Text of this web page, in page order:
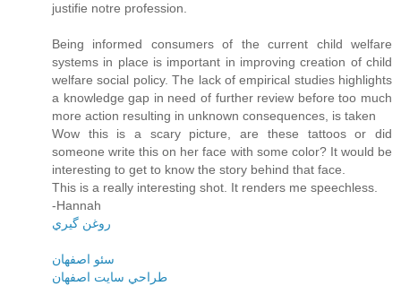
justifie notre profession.
Being informed consumers of the current child welfare
systems in place is important in improving creation of child
welfare social policy. The lack of empirical studies highlights
a knowledge gap in need of further review before too much
more action resulting in unknown consequences, is taken
Wow this is a scary picture, are these tattoos or did
someone write this on her face with some color? It would be
interesting to get to know the story behind that face.
This is a really interesting shot. It renders me speechless.
-Hannah
روغن گيري
سئو اصفهان
طراحي سايت اصفهان